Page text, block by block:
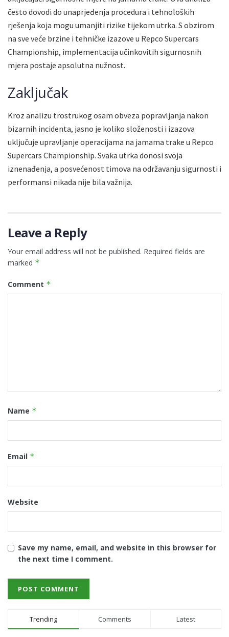
često dovodi do unaprjeđenja procedura i tehnoloških
rješenja koja mogu umanjiti rizike tijekom utrka. S obzirom
na sve veće brzine i tehničke izazove u Repco Supercars
Championship, implementacija učinkovitih sigurnosnih
mjera postaje apsolutna nužnost.
Zaključak
Kroz analizu trostrukog osam obveza popravljanja nakon
bizarnih incidenta, jasno je koliko složenosti i izazova
uključuje upravljanje operacijama na jamama trake u Repco
Supercars Championship. Svaka utrka donosi svoja
iznenađenja, a posvećenost timova na održavanju sigurnosti i
performansi nikada nije bila važnija.
Leave a Reply
Your email address will not be published. Required fields are
marked *
Comment *
Name *
Email *
Website
Save my name, email, and website in this browser for
the next time I comment.
Trending Comments Latest